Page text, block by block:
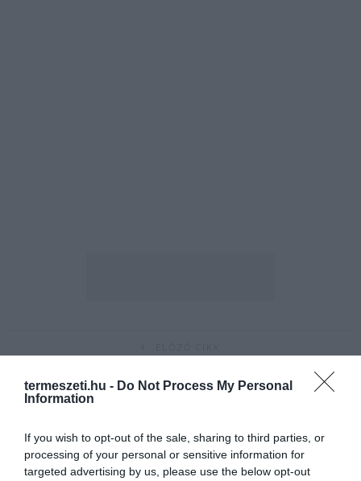
termeszeti.hu - Do Not Process My Personal
Information
If you wish to opt-out of the sale, sharing to third parties, or
processing of your personal or sensitive information for
targeted advertising by us, please use the below opt-out
LENYŰGÖZŐ BELSŐ KERTEK – BÁRMELYIKET ELFOGADNÁNK!
BÁMULATOS: RÉGI KERTI SZERSZÁMOK ÚJRAHASZNOSÍTÁSA!